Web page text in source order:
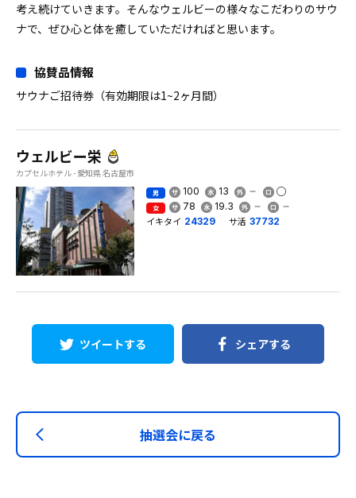
考え続けていきます。そんなウェルビーの様々なこだわりのサウ
ナで、ぜひ心と体を癒していただければと思います。
協賛品情報
サウナご招待券（有効期限は1~2ヶ月間）
ウェルビー栄
カプセルホテル - 愛知県 名古屋市
男 100 13
女 78 19.3
イキタイ 24329 サ活 37732
ツイートする シェアする
抽選会に戻る